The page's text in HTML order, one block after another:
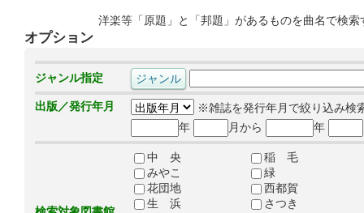
洋楽等「原題」と「邦題」があるものを曲名で検
オプション
ジャンル指定
出版／発行年月
※雑誌を発行年月で絞り込み検
年
月から 年
中 央
稲 毛
みやこ
緑
花団地
西都賀
生 浜
さつき